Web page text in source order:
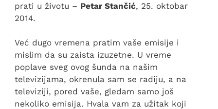
prati u životu – Petar Stančić, 25. oktobar
2014.
Već dugo vremena pratim vaše emisije i
mislim da su zaista izuzetne. U vreme
poplave sveg ovog šunda na našim
televizijama, okrenula sam se radiju, a na
televiziji, pored vaše, gledam samo još
nekoliko emisija. Hvala vam za užitak koji